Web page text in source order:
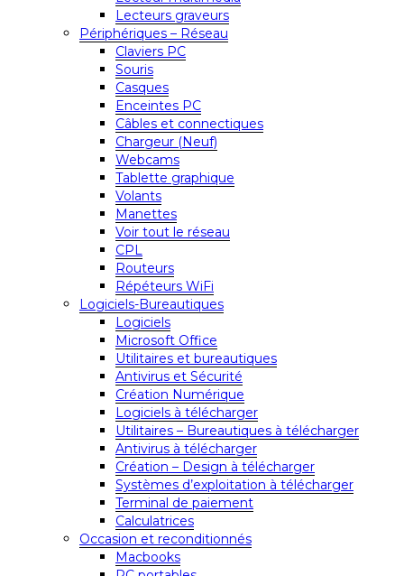
Lecteurs graveurs
Périphériques – Réseau
Claviers PC
Souris
Casques
Enceintes PC
Câbles et connectiques
Chargeur (Neuf)
Webcams
Tablette graphique
Volants
Manettes
Voir tout le réseau
CPL
Routeurs
Répéteurs WiFi
Logiciels-Bureautiques
Logiciels
Microsoft Office
Utilitaires et bureautiques
Antivirus et Sécurité
Création Numérique
Logiciels à télécharger
Utilitaires – Bureautiques à télécharger
Antivirus à télécharger
Création – Design à télécharger
Systèmes d’exploitation à télécharger
Terminal de paiement
Calculatrices
Occasion et reconditionnés
Macbooks